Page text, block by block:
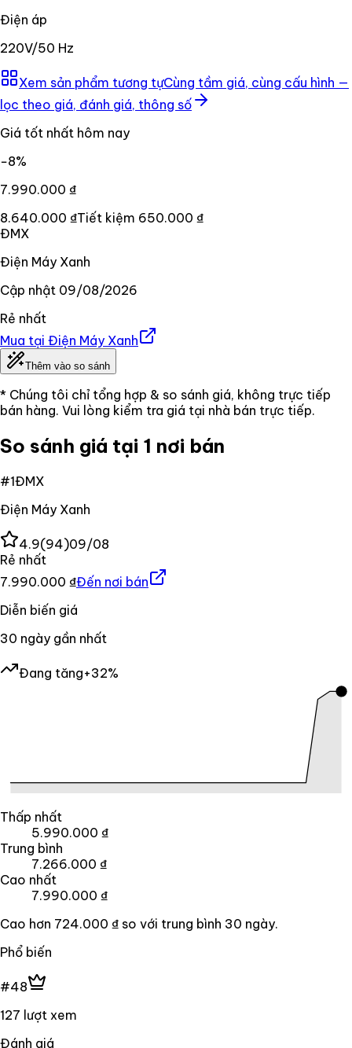
Điện áp
220V/50 Hz
Xem sản phẩm tương tựCùng tầm giá, cùng cấu hình —
lọc theo giá, đánh giá, thông số
Giá tốt nhất hôm nay
−8%
7.990.000 ₫
8.640.000 ₫Tiết kiệm 650.000 ₫
ĐMX
Điện Máy Xanh
Cập nhật 09/08/2026
Rẻ nhất
Mua tại Điện Máy Xanh
Thêm vào so sánh
* Chúng tôi chỉ tổng hợp & so sánh giá, không trực tiếp
bán hàng. Vui lòng kiểm tra giá tại nhà bán trực tiếp.
So sánh giá tại 1 nơi bán
#1ĐMX
Điện Máy Xanh
4.9(94)09/08
Rẻ nhất
7.990.000 ₫Đến nơi bán
Diễn biến giá
30 ngày gần nhất
Đang tăng+32%
Thấp nhất
5.990.000 ₫
Trung bình
7.266.000 ₫
Cao nhất
7.990.000 ₫
Cao hơn 724.000 ₫ so với trung bình 30 ngày.
Phổ biến
#48
127 lượt xem
Đánh giá